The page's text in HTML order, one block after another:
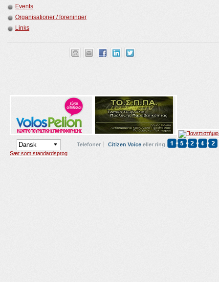
Events
Organisationer / foreninger
Links
Sæt som standardsprog
Telefoner Citizen Voice eller ring